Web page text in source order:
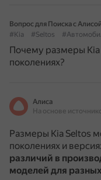
Вопрос для Поиска с Алисой
#Kia
#Seltos
Почему размеры Kia
поколениях?
Алиса
Размеры Kia Seltos
поколениях и
различий в
моделей для